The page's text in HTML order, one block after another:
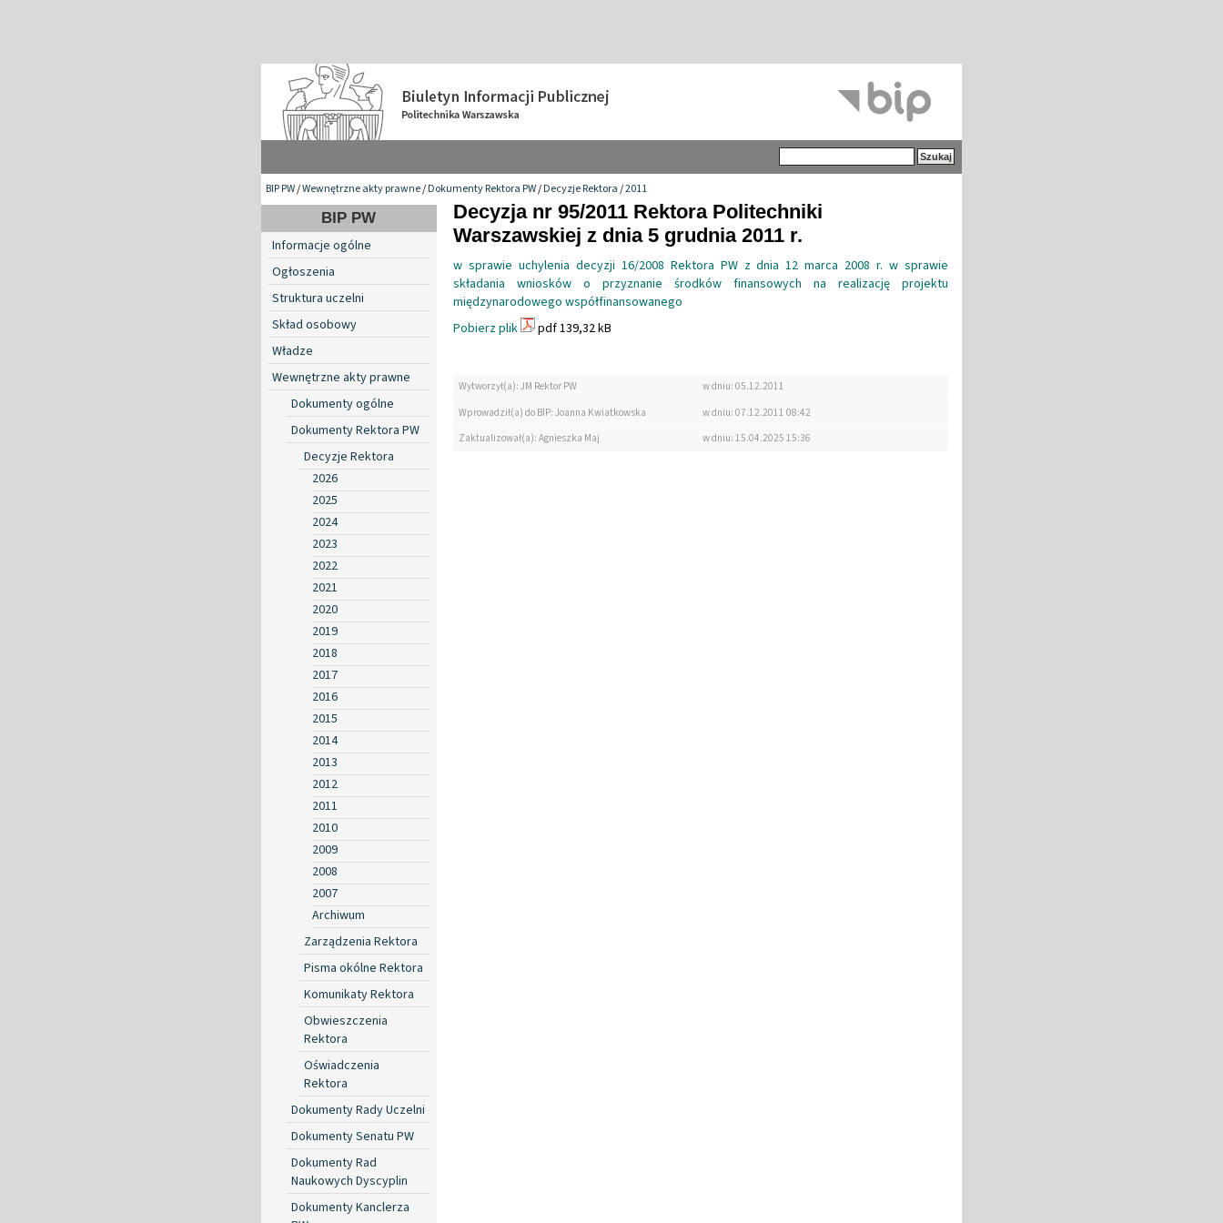
BIP PW/Wewnętrzne akty prawne/Dokumenty Rektora PW/Decyzje Rektora/2011
BIP PW
Informacje ogólne
Ogłoszenia
Struktura uczelni
Skład osobowy
Władze
Wewnętrzne akty prawne
Dokumenty ogólne
Dokumenty Rektora PW
Decyzje Rektora
2026
2025
2024
2023
2022
2021
2020
2019
2018
2017
2016
2015
2014
2013
2012
2011
2010
2009
2008
2007
Archiwum
Zarządzenia Rektora
Pisma okólne Rektora
Komunikaty Rektora
Obwieszczenia
Rektora
Oświadczenia
Rektora
Dokumenty Rady Uczelni
Dokumenty Senatu PW
Dokumenty Rad
Naukowych Dyscyplin
Dokumenty Kanclerza
Decyzja nr 95/2011 Rektora Politechniki
Warszawskiej z dnia 5 grudnia 2011 r.
w sprawie uchylenia decyzji 16/2008 Rektora PW z dnia 12 marca 2008 r. w sprawie
składania wniosków o przyznanie środków finansowych na realizację projektu
międzynarodowego współfinansowanego
Pobierz plik
pdf 139,32 kB
Wytworzył(a): JM Rektor PW
w dniu: 05.12.2011
Wprowadził(a) do BIP: Joanna Kwiatkowska
w dniu: 07.12.2011 08:42
Zaktualizował(a): Agnieszka Maj
w dniu: 15.04.2025 15:36